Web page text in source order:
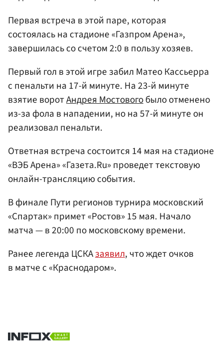
Первая встреча в этой паре, которая
состоялась на стадионе «Газпром Арена»,
завершилась со счетом 2:0 в пользу хозяев.
Первый гол в этой игре забил Матео Кассьерра
с пенальти на 17-й минуте. На 23-й минуте
взятие воротАндрея Мостовогобыло отменено
из-за фола в нападении, но на 57-й минуте он
реализовал пенальти.
Ответная встреча состоится 14 мая на стадионе
«ВЭБ Арена» «Газета.Ru» проведет текстовую
онлайн-трансляцию события.
В финале Пути регионов турнира московский
«Спартак» примет «Ростов» 15 мая. Начало
матча — в 20:00 по московскому времени.
Ранее легенда ЦСКАзаявил, что ждет очков
в матче с «Краснодаром».